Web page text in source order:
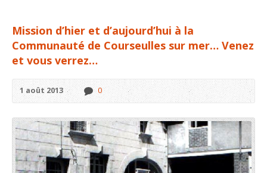
Mission d’hier et d’aujourd’hui à la
Communauté de Courseulles sur mer… Venez
et vous verrez…
1 août 2013 0